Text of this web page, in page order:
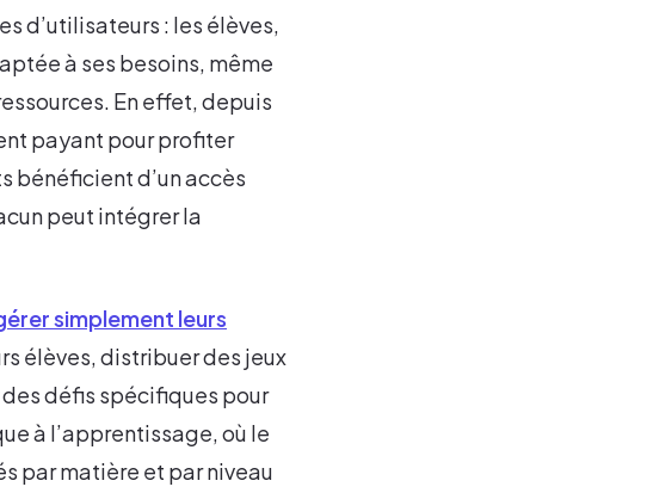
d’utilisateurs : les élèves,
à ses besoins, même
En effet, depuis
payant pour profiter
bénéficient d’un accès
peut intégrer la
simplement leurs
élèves, distribuer des jeux
défis spécifiques pour
à l’apprentissage, où le
par matière et par niveau